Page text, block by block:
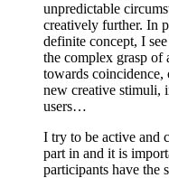
unpredictable
creatively further. In
definite concept, I
the complex grasp of
towards coincidence,
new creative stimuli,
users…
I try to be active and
part in and it is
participants have the